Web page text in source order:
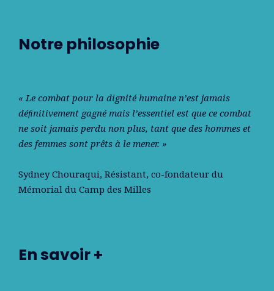
Notre philosophie
« Le combat pour la dignité humaine n’est jamais
déﬁnitivement gagné mais l’essentiel est que ce combat
ne soit jamais perdu non plus, tant que des hommes et
des femmes sont prêts à le mener. »
Sydney Chouraqui, Résistant, co-fondateur du
Mémorial du Camp des Milles
En savoir +